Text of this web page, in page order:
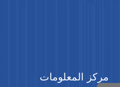
مركز المعلومات